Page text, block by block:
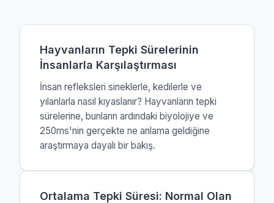
Hayvanların Tepki Sürelerinin
İnsanlarla Karşılaştırması
İnsan refleksleri sineklerle, kedilerle ve
yılanlarla nasıl kıyaslanır? Hayvanların tepki
sürelerine, bunların ardındaki biyolojiye ve
250ms'nin gerçekte ne anlama geldiğine
araştırmaya dayalı bir bakış.
Ortalama Tepki Süresi: Normal Olan